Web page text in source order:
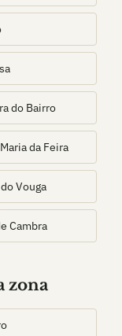
do Bairro
da Feira
Vouga
Cambra
zona